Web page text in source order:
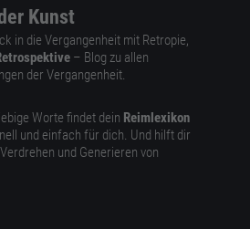
Kunst
in die Vergangenheit mit Retropie,
– Blog zu allen
der Vergangenheit.
Worte findet dein Reimlexikon
und einfach für dich. Und hilft dir
und Generieren von